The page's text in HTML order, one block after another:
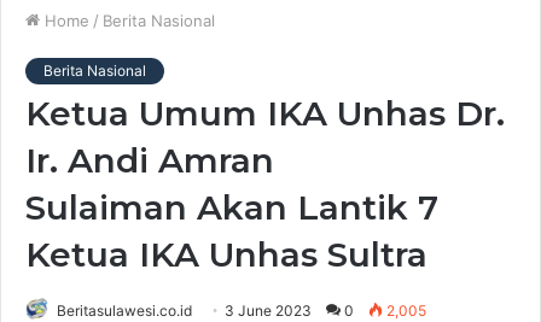
Home / Berita Nasional
Berita Nasional
Ketua Umum IKA Unhas Dr.
Ir. Andi Amran
Sulaiman Akan Lantik 7
Ketua IKA Unhas Sultra
Beritasulawesi.co.id 3 June 2023 0 2,005